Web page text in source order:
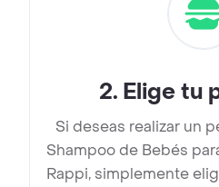
2. Elige tu
Si deseas realizar un
Shampoo de Bebés
Rappi, simplemente